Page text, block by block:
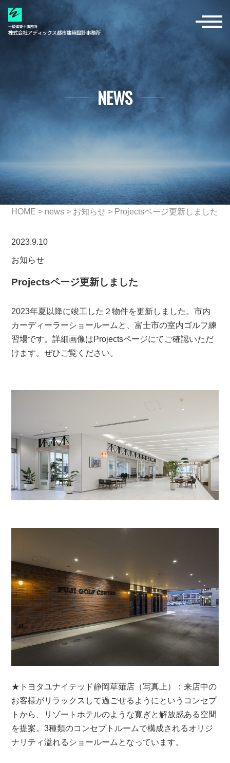
NEWS
HOME > news > お知らせ > Projectsページ更新しました
2023.9.10
お知らせ
Projectsページ更新しました
2023年夏以降に竣工した２物件を更新しました。市内
カーディーラーショールームと、富士市の室内ゴルフ練
習場です。詳細画像はProjectsページにてご確認いただ
けます。ぜひご覧ください。
★トヨタユナイテッド静岡草薙店（写真上）：来店中の
お客様がリラックスして過ごせるようにというコンセプ
トから、リゾートホテルのような寛ぎと解放感ある空間
を提案。3種類のコンセプトルームで構成されるオリジ
ナリティ溢れるショールームとなっています。